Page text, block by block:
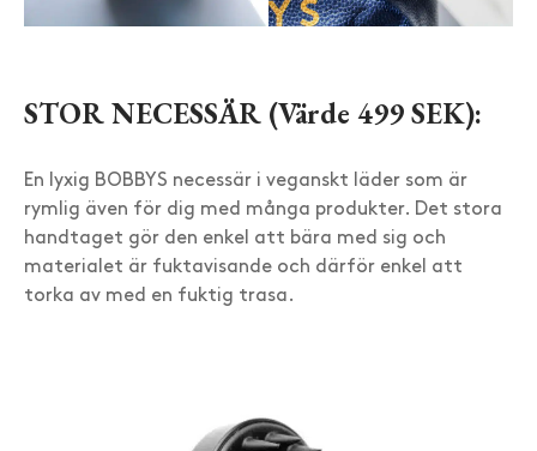
STOR NECESSÄR (Värde 499 SEK):
En lyxig BOBBYS necessär i veganskt läder som är
rymlig även för dig med många produkter. Det stora
handtaget gör den enkel att bära med sig och
materialet är fuktavisande och därför enkel att
torka av med en fuktig trasa.